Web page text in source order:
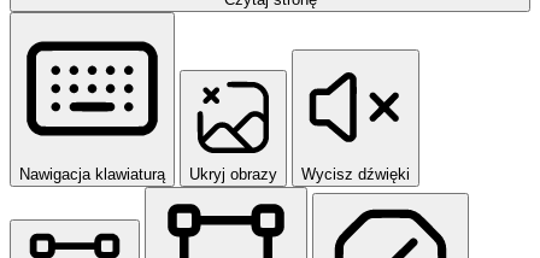
Nawigacja klawiaturą Ukryj obrazy Wycisz dźwięki